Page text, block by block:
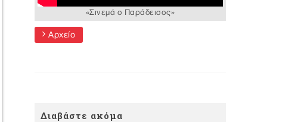
«Σινεμά ο Παράδεισος»
Αρχείο
Διαβάστε ακόμα